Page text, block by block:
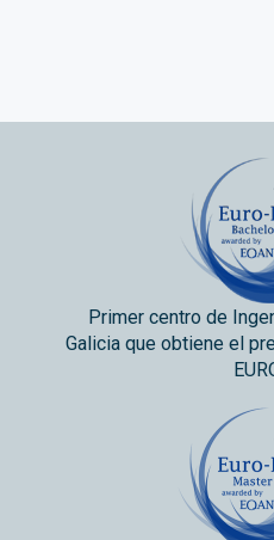
Primer centro de
Galicia que obtiene el